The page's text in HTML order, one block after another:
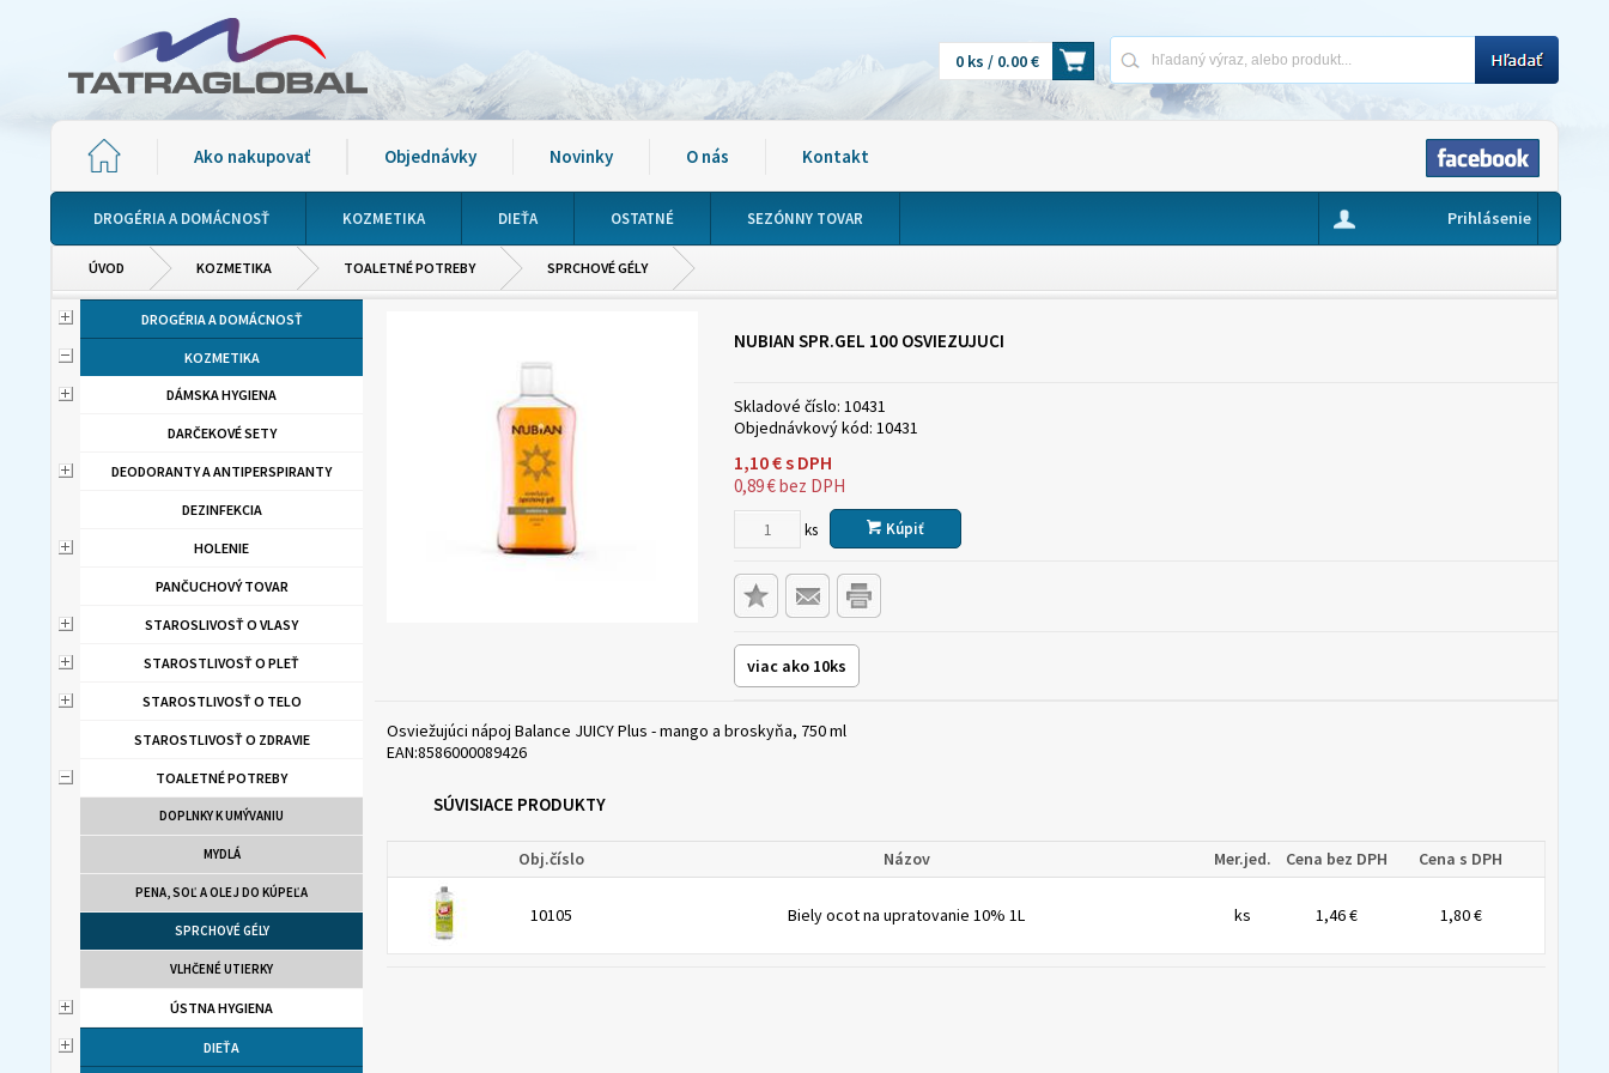
0 ks / 0.00 €
Ako nakupovať Objednávky Novinky O nás Kontakt
DROGÉRIA A DOMÁCNOSŤ KOZMETIKA DIEŤA OSTATNÉ SEZÓNNY TOVAR Prihlásenie
ÚVOD KOZMETIKA TOALETNÉ POTREBY SPRCHOVÉ GÉLY
DROGÉRIA A DOMÁCNOSŤ
KOZMETIKA
DÁMSKA HYGIENA
DARČEKOVÉ SETY
DEODORANTY A ANTIPERSPIRANTY
DEZINFEKCIA
HOLENIE
PANČUCHOVÝ TOVAR
STAROSLIVOSŤ O VLASY
STAROSTLIVOSŤ O PLEŤ
STAROSTLIVOSŤ O TELO
STAROSTLIVOSŤ O ZDRAVIE
TOALETNÉ POTREBY
DOPLNKY K UMÝVANIU
MYDLÁ
PENA, SOĽ A OLEJ DO KÚPEĽA
SPRCHOVÉ GÉLY
VLHČENÉ UTIERKY
ÚSTNA HYGIENA
DIEŤA
NUBIAN SPR.GEL 100 OSVIEZUJUCI
Skladové číslo: 10431
Objednávkový kód: 10431
1,10€s DPH
0,89€bez DPH
ks Kúpiť
viac ako 10ks
Osviežujúci nápoj Balance JUICY Plus - mango a broskyňa, 750 ml
EAN:8586000089426
SÚVISIACE PRODUKTY
Obj.číslo Názov Mer.jed. Cena bez DPH Cena s DPH
10105 Biely ocot na upratovanie 10% 1L ks 1,46 € 1,80 €